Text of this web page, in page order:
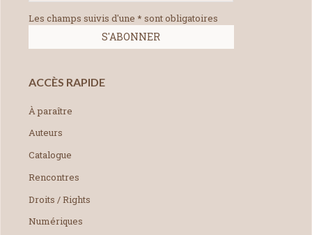
Les champs suivis d'une * sont obligatoires
ACCÈS RAPIDE
À paraître
Auteurs
Catalogue
Rencontres
Droits / Rights
Numériques